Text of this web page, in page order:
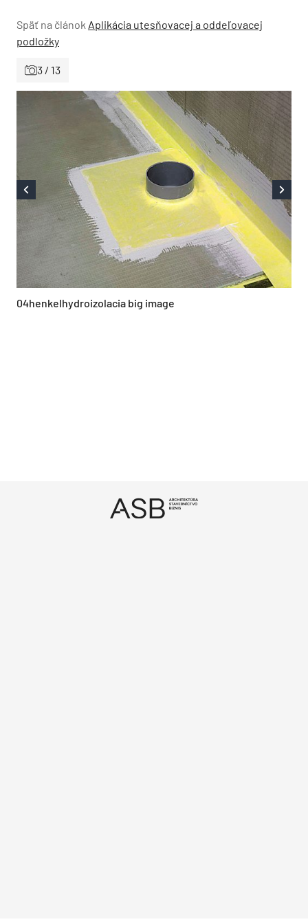
Späť na článok Aplikácia utesňovacej a oddeľovacej
podložky
3 / 13
04henkelhydroizolacia big image